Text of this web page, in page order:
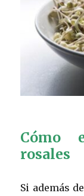
Cómo
rosales
Si además